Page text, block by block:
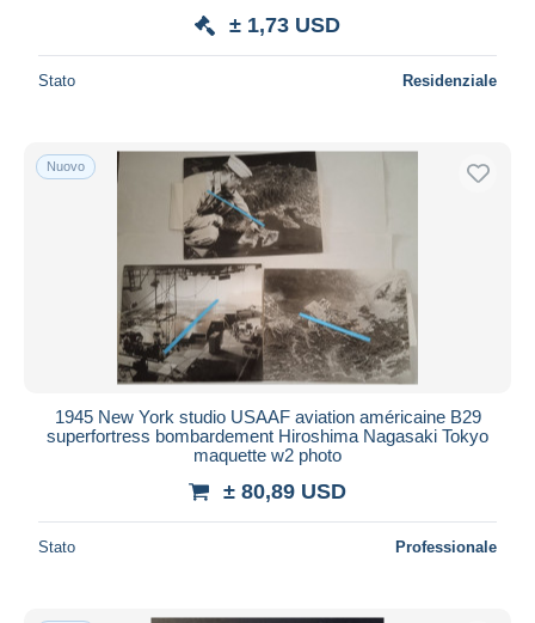
± 1,73 USD
Stato Residenziale
Nuovo
1945 New York studio USAAF aviation américaine B29
superfortress bombardement Hiroshima Nagasaki Tokyo
maquette w2 photo
± 80,89 USD
Stato Professionale